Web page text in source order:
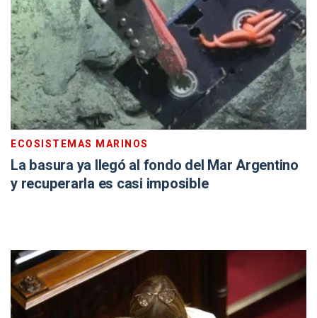
ECOSISTEMAS MARINOS
La basura ya llegó al fondo del Mar Argentino
y recuperarla es casi imposible